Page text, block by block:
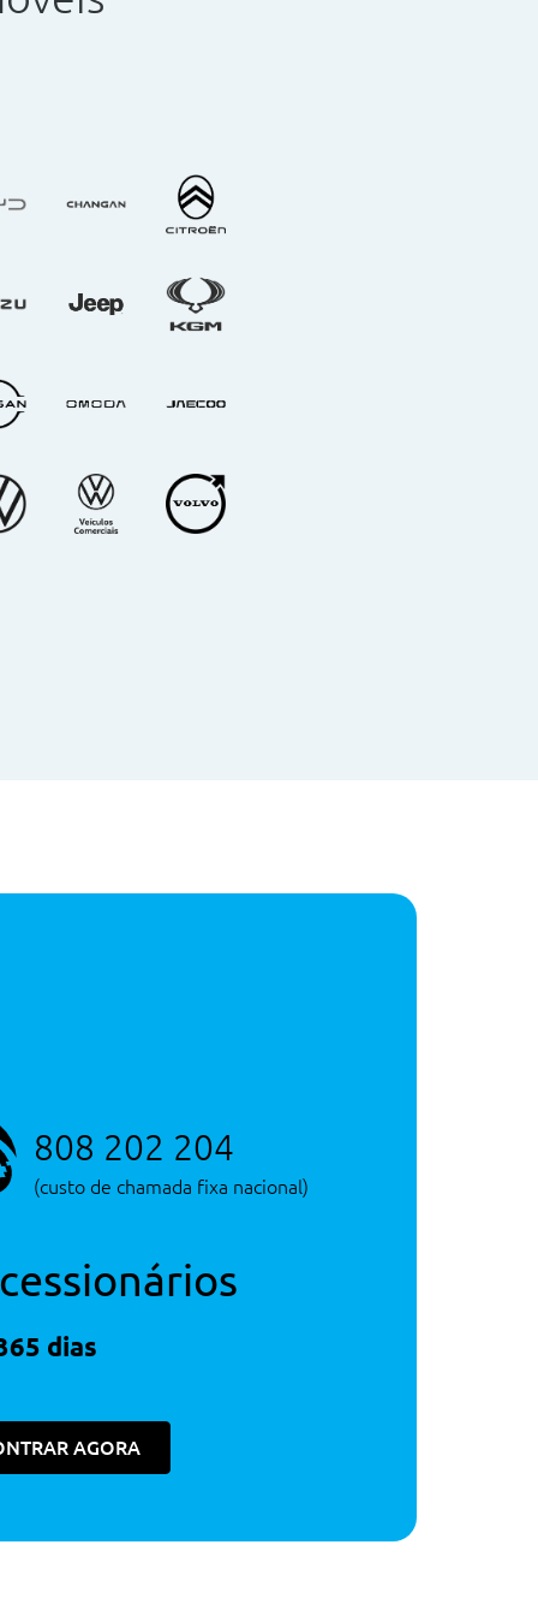
808 202 204
(custo de chamada fixa nacional)
dias
AGORA